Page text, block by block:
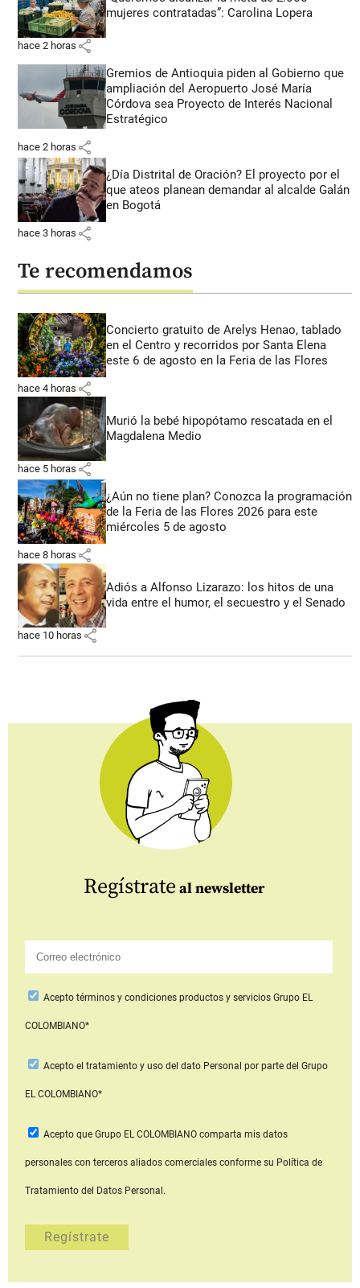
mujeres contratadas”: Carolina Lopera
hace 2 horas share
Gremios de Antioquia piden al Gobierno que
ampliación del Aeropuerto José María
Córdova sea Proyecto de Interés Nacional
Estratégico
hace 2 horas share
¿Día Distrital de Oración? El proyecto por el
que ateos planean demandar al alcalde Galán
en Bogotá
hace 3 horas share
Te recomendamos
Concierto gratuito de Arelys Henao, tablado
en el Centro y recorridos por Santa Elena
este 6 de agosto en la Feria de las Flores
hace 4 horas share
Murió la bebé hipopótamo rescatada en el
Magdalena Medio
hace 5 horas share
¿Aún no tiene plan? Conozca la programación
de la Feria de las Flores 2026 para este
miércoles 5 de agosto
hace 8 horas share
Adiós a Alfonso Lizarazo: los hitos de una
vida entre el humor, el secuestro y el Senado
hace 10 horas share
Regístrate al newsletter
Aceptotérminos y condiciones productos y serviciosGrupo EL
COLOMBIANO*
Acepto el tratamiento y uso del dato Personal por parte del Grupo
EL COLOMBIANO*
Acepto que Grupo EL COLOMBIANOcomparta mis datos
personales con terceros aliados comerciales conforme su Política de
Tratamiento del Datos Personal.